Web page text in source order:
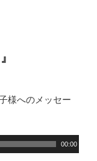
様へのメッセー
00:00